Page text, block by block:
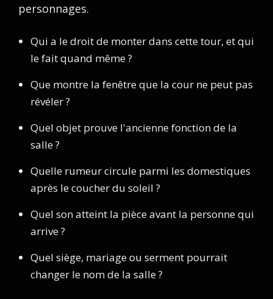
personnages.
Qui a le droit de monter dans cette tour, et qui
le fait quand même ?
Que montre la fenêtre que la cour ne peut pas
révéler ?
Quel objet prouve l'ancienne fonction de la
salle ?
Quelle rumeur circule parmi les domestiques
après le coucher du soleil ?
Quel son atteint la pièce avant la personne qui
arrive ?
Quel siège, mariage ou serment pourrait
changer le nom de la salle ?